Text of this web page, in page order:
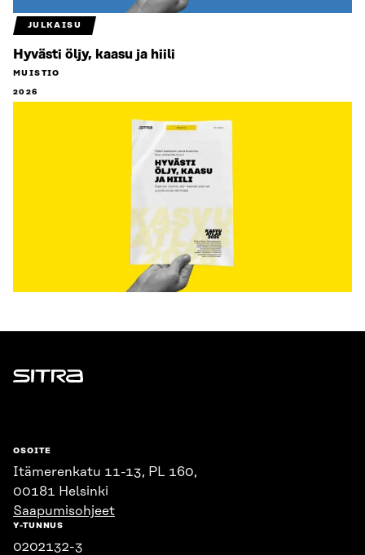
JULKAISU
Hyvästi öljy, kaasu ja hiili
MUISTIO
2026
Sitra
OSOITE
Itämerenkatu 11-13, PL 160,
00181 Helsinki
Saapumisohjeet
Y-TUNNUS
0202132-3